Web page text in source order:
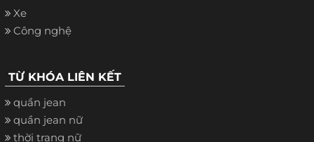
Xe
Công nghệ
TỪ KHÓA LIÊN KẾT
quần jean
quần jean nữ
thời trang nữ